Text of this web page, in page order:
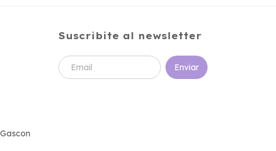
Suscribite al newsletter